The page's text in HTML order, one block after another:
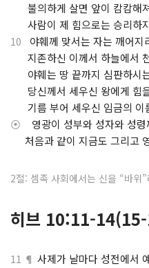
불의하게 살면 앞이 캄캄해
사람이 제 힘으로는 승리하
10 야훼께 맞서는 자는 깨어지
지존하신 이께서 하늘에서
야훼는 땅 끝까지 심판하시
당신께서 세우신 왕에게 힘
기름 부어 세우신 임금의
⦿ 영광이 성부와 성자와 성령
처음과 같이 지금도 그리고
2절: 셈족 사회에서는 신을 “바위
히브 10:11-
11 ¶ 사제가 날마다 성전에서